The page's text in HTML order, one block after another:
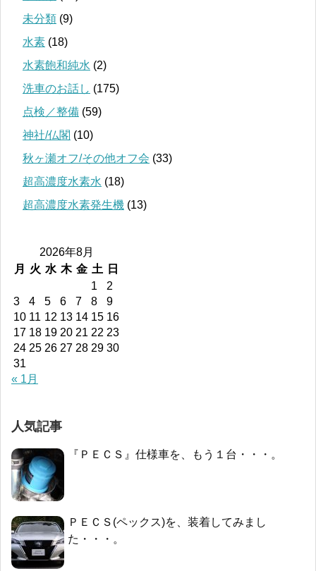
未分類 (9)
水素 (18)
水素飽和純水 (2)
洗車のお話し (175)
点検／整備 (59)
神社/仏閣 (10)
秋ヶ瀬オフ/その他オフ会 (33)
超高濃度水素水 (18)
超高濃度水素発生機 (13)
2026年8月
月
火 水 木 金 土
日
1
2
3
4 5 6 7 8
9
10 11 12 13 14 15 16
17 18 19 20 21 22 23
24 25 26 27 28 29 30
31
« 1月
人気記事
『ＰＥＣＳ』仕様車を、もう１台・・・。
ＰＥＣＳ(ペックス)を、装着してみまし
た・・・。